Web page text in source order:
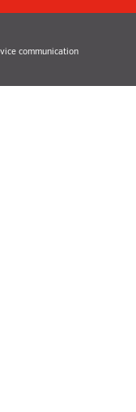
communication